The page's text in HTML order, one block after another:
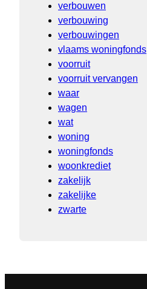
verbouwen
verbouwing
verbouwingen
vlaams woningfonds
voorruit
voorruit vervangen
waar
wagen
wat
woning
woningfonds
woonkrediet
zakelijk
zakelijke
zwarte